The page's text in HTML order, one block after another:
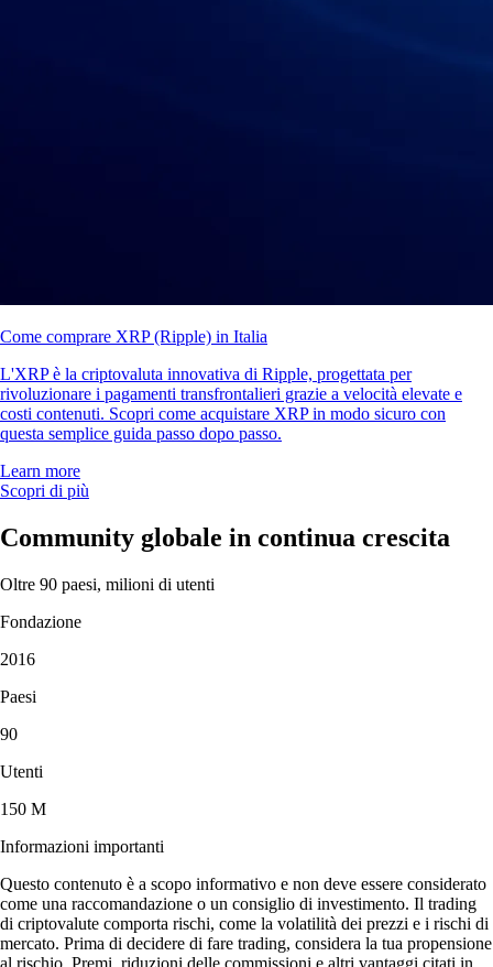
Come comprare XRP (Ripple) in Italia
L'XRP è la criptovaluta innovativa di Ripple, progettata per
rivoluzionare i pagamenti transfrontalieri grazie a velocità elevate e
costi contenuti. Scopri come acquistare XRP in modo sicuro con
questa semplice guida passo dopo passo.
Learn more
Scopri di più
Community globale in continua crescita
Oltre 90 paesi, milioni di utenti
Fondazione
2016
Paesi
90
Utenti
150 M
Informazioni importanti
Questo contenuto è a scopo informativo e non deve essere considerato
come una raccomandazione o un consiglio di investimento. Il trading
di criptovalute comporta rischi, come la volatilità dei prezzi e i rischi di
mercato. Prima di decidere di fare trading, considera la tua propensione
al rischio. Premi, riduzioni delle commissioni e altri vantaggi citati in